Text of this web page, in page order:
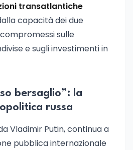
transatlantiche
capacità dei due
sulle
e sugli investimenti in
bersaglio”: la
russa
Vladimir Putin, continua a
pubblica internazionale